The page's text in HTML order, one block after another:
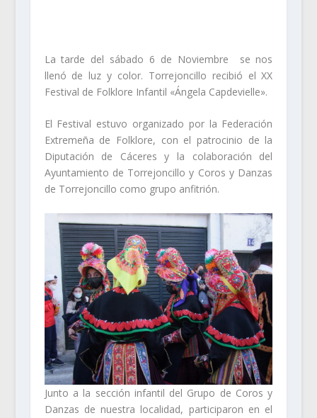
La tarde del sábado 6 de Noviembre se nos
llenó de luz y color. Torrejoncillo recibió el XX
Festival de Folklore Infantil «Ángela Capdevielle».
El Festival estuvo organizado por la Federación
Extremeña de Folklore, con el patrocinio de la
Diputación de Cáceres y la colaboración del
Ayuntamiento de Torrejoncillo y Coros y Danzas
de Torrejoncillo como grupo anfitrión.
Junto a la sección infantil del Grupo de Coros y
Danzas de nuestra localidad, participaron en el